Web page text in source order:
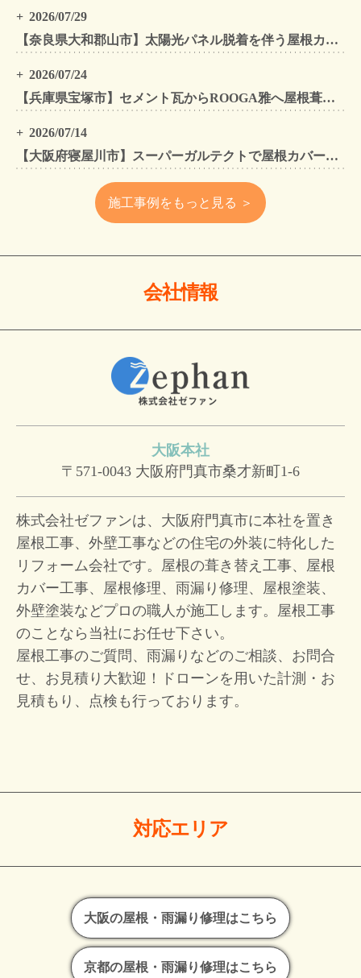
2026/07/29
【奈良県大和郡山市】太陽光パネル脱着を伴う屋根カバー工法・外壁カバー工法・外壁塗装工事｜スーパーガルテクト施工事例
2026/07/24
【兵庫県宝塚市】セメント瓦からROOGA雅へ屋根葺き替え モダングレーで軽量化・外壁塗装も同時施工
2026/07/14
【大阪府寝屋川市】スーパーガルテクトで屋根カバー工法・外壁塗装・雨樋工事｜住まいをトータルリフォームした施工事例
施工事例をもっと見る ＞
会社情報
大阪本社
〒571-0043 大阪府門真市桑才新町1-6
株式会社ゼファンは、大阪府門真市に本社を置き
屋根工事、外壁工事などの住宅の外装に特化した
リフォーム会社です。屋根の葺き替え工事、屋根
カバー工事、屋根修理、雨漏り修理、屋根塗装、
外壁塗装などプロの職人が施工します。屋根工事
のことなら当社にお任せ下さい。
屋根工事のご質問、雨漏りなどのご相談、お問合
せ、お見積り大歓迎！
ドローンを用いた計測・お
見積もり、点検も行っております。
対応エリア
大阪の屋根・雨漏り修理はこちら
京都の屋根・雨漏り修理はこちら